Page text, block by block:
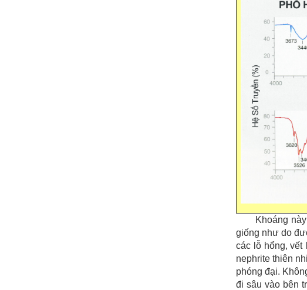
Khoáng
giống như do
các lỗ hổng, vết
nephrite thiên
phóng đại.
đi sâu vào bên